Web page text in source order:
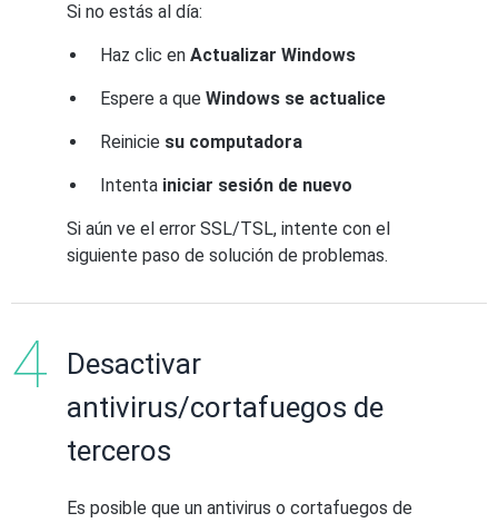
Si no estás al día:
Haz clic en Actualizar Windows
Espere a que Windows se actualice
Reinicie su computadora
Intenta iniciar sesión de nuevo
Si aún ve el error SSL/TSL, intente con el
siguiente paso de solución de problemas.
Desactivar
antivirus/cortafuegos de
terceros
Es posible que un antivirus o cortafuegos de